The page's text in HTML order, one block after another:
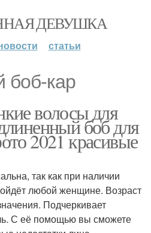
ДЕВУШКА
статьи
боб-кар
волосы для
боб для
2021 красивые
так как при наличии
любой женщине. Возраст
Подчеркивает
С её помощью вы сможете